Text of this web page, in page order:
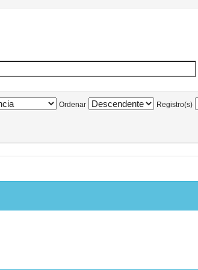
Ordenar Registro(s)